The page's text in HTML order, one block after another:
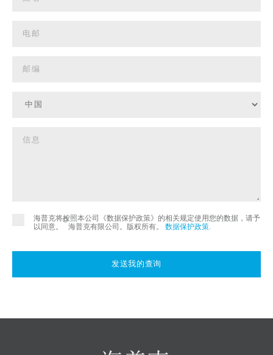
海普克将按照本公司《数据保护政策》的相关规定使用您的数据，请予
以同意。
©
海普克有限公司。版权所有。 数据保护政策.
发送我的查询